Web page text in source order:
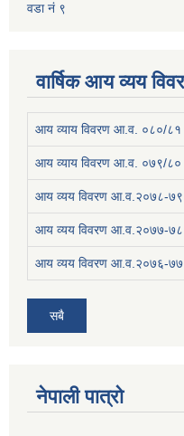
वडा नं ९
वार्षिक आय व्यय
आय व्याय विवरण आ.व. ०८०/८१
आय व्याय विवरण आ.व. ०७९/८०
आय व्यय विवरण आ.व.२०७८-७९
आय व्यय विवरण आ.व.२०७७-७८
आय व्यय विवरण आ.व.२०७६-७७
सबै
नेपाली पात्रो